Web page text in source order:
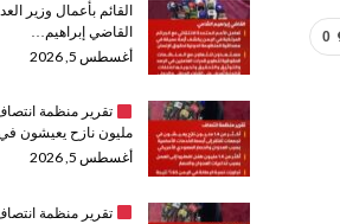
0
القائم بأعمال وزير
القاضي إبراهيم…
أغسطس 5, 2026
تقرير منظمة
مليون نازح يعيشون
أغسطس 5, 2026
تقرير منظمة